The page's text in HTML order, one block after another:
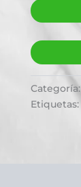
Categoría:
Etiquetas: